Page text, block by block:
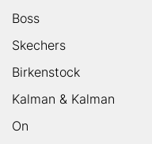
Boss
Skechers
Birkenstock
Kalman & Kalman
On